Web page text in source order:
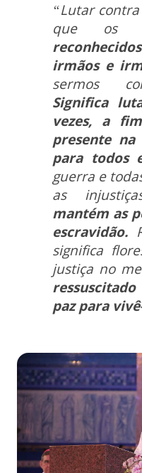
“Lutar
que os
irmãos e
sermos
Significa
vezes, a
presente
para todos
guerra e
as
mantém as
escravidão.
significa
justiça no
paz para